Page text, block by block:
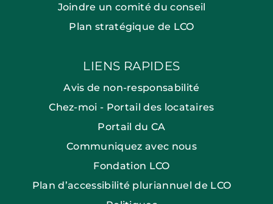
Joindre un comité du conseil
Plan stratégique de LCO
LIENS RAPIDES
Avis de non-responsabilité
Chez-moi - Portail des locataires
Portail du CA
Communiquez avec nous
Fondation LCO
Plan d’accessibilité pluriannuel de LCO